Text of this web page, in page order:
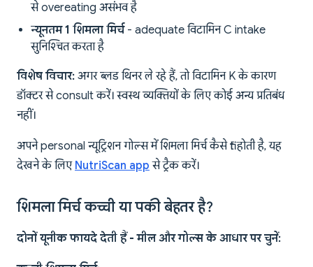
से overeating असंभव है
न्यूनतम 1 शिमला मिर्च- adequate विटामिन C intake
सुनिश्चित करता है
विशेष विचार: अगर ब्लड थिनर ले रहे हैं, तो विटामिन K के कारण
डॉक्टर से consult करें। स्वस्थ व्यक्तियों के लिए कोई अन्य प्रतिबंध
नहीं।
अपने personal न्यूट्रिशन गोल्स में शिमला मिर्च कैसे fit होती है, यह
देखने के लिए NutriScan app से ट्रैक करें।
शिमला मिर्च कच्ची या पकी बेहतर है?
दोनों यूनीक फायदे देती हैं - मील और गोल्स के आधार पर चुनें: